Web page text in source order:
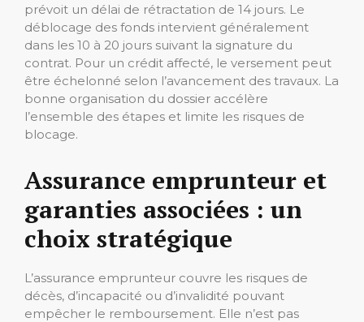
prévoit un délai de rétractation de 14 jours. Le
déblocage des fonds intervient généralement
dans les 10 à 20 jours suivant la signature du
contrat. Pour un crédit affecté, le versement peut
être échelonné selon l’avancement des travaux. La
bonne organisation du dossier accélère
l’ensemble des étapes et limite les risques de
blocage.
Assurance emprunteur et
garanties associées : un
choix stratégique
L’assurance emprunteur couvre les risques de
décès, d’incapacité ou d’invalidité pouvant
empêcher le remboursement. Elle n’est pas